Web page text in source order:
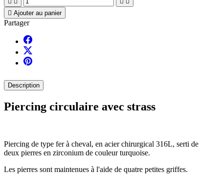
 Ajouter au panier
Partager
Description
Piercing circulaire avec strass
Piercing de type fer à cheval, en acier chirurgical 316L, serti de
deux pierres en zirconium de couleur turquoise.
Les pierres sont maintenues à l'aide de quatre petites griffes.